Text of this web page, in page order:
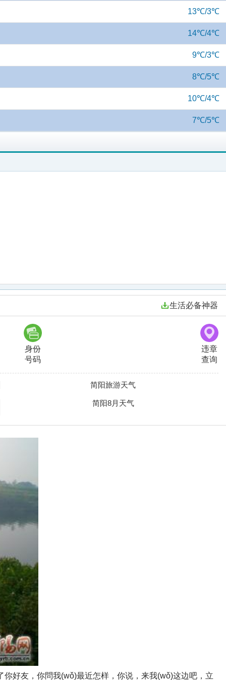
13℃/3℃
14℃/4℃
9℃/3℃
8℃/5℃
10℃/4℃
7℃/5℃
生活必备神器
身份
号码
违章
查询
简阳旅游天气
简阳8月天气
好友，你問我(wǒ)最近怎样，你说，来我(wǒ)这边吧，立